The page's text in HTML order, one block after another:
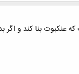
عنکبوت بنا کند و